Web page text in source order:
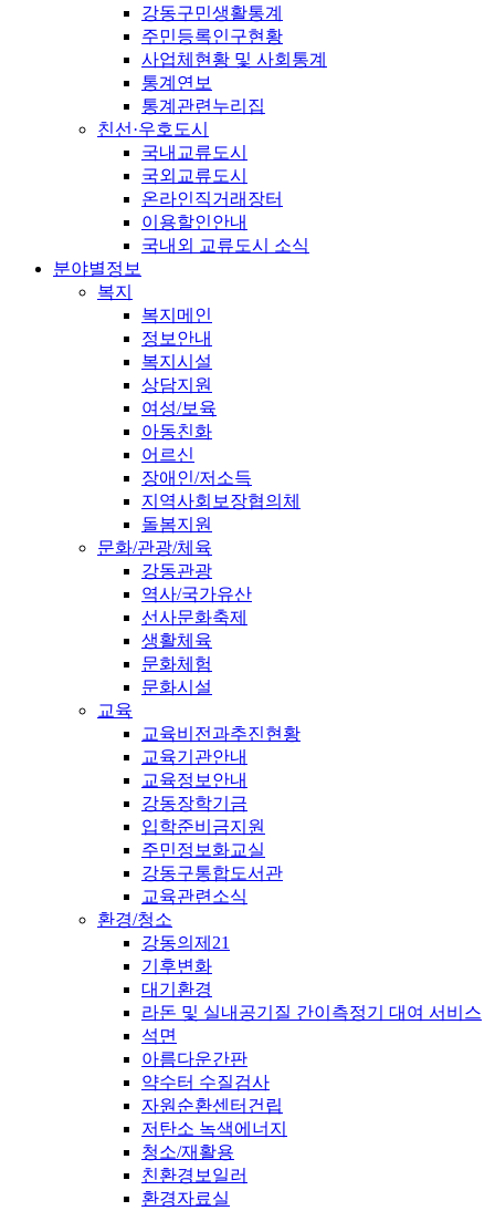
강동구민생활통계
주민등록인구현황
사업체현황 및 사회통계
통계연보
통계관련누리집
친선·우호도시
국내교류도시
국외교류도시
온라인직거래장터
이용할인안내
국내외 교류도시 소식
분야별정보
복지
복지메인
정보안내
복지시설
상담지원
여성/보육
아동친화
어르신
장애인/저소득
지역사회보장협의체
돌봄지원
문화/관광/체육
강동관광
역사/국가유산
선사문화축제
생활체육
문화체험
문화시설
교육
교육비전과추진현황
교육기관안내
교육정보안내
강동장학기금
입학준비금지원
주민정보화교실
강동구통합도서관
교육관련소식
환경/청소
강동의제21
기후변화
대기환경
라돈 및 실내공기질 간이측정기 대여 서비스
석면
아름다운간판
약수터 수질검사
자원순환센터건립
저탄소 녹색에너지
청소/재활용
친환경보일러
환경자료실